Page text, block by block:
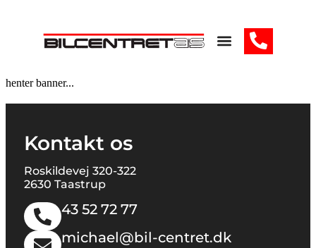
henter banner...
Kontakt os
Roskildevej 320-322
2630 Taastrup
43 52 72 77
michael@bil-centret.dk